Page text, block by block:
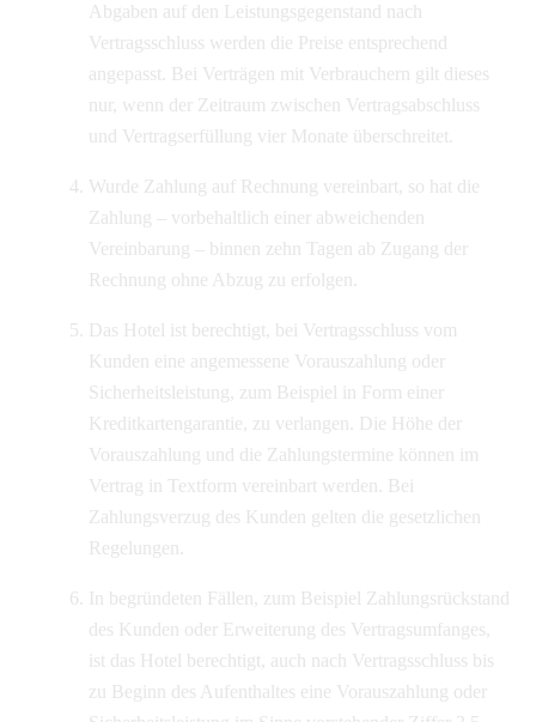
Abgaben auf den Leistungsgegenstand nach
Vertragsschluss werden die Preise entsprechend
angepasst. Bei Verträgen mit Verbrauchern gilt dieses
nur, wenn der Zeitraum zwischen Vertragsabschluss
und Vertragserfüllung vier Monate überschreitet.
Wurde Zahlung auf Rechnung vereinbart, so hat die
Zahlung – vorbehaltlich einer abweichenden
Vereinbarung – binnen zehn Tagen ab Zugang der
Rechnung ohne Abzug zu erfolgen.
Das Hotel ist berechtigt, bei Vertragsschluss vom
Kunden eine angemessene Vorauszahlung oder
Sicherheitsleistung, zum Beispiel in Form einer
Kreditkartengarantie, zu verlangen. Die Höhe der
Vorauszahlung und die Zahlungstermine können im
Vertrag in Textform vereinbart werden. Bei
Zahlungsverzug des Kunden gelten die gesetzlichen
Regelungen.
In begründeten Fällen, zum Beispiel Zahlungsrückstand
des Kunden oder Erweiterung des Vertragsumfanges,
ist das Hotel berechtigt, auch nach Vertragsschluss bis
zu Beginn des Aufenthaltes eine Vorauszahlung oder